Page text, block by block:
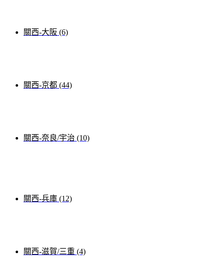
關西-大阪 (6)
關西-京都 (44)
關西-奈良/宇治 (10)
關西-兵庫 (12)
關西-滋賀/三重 (4)